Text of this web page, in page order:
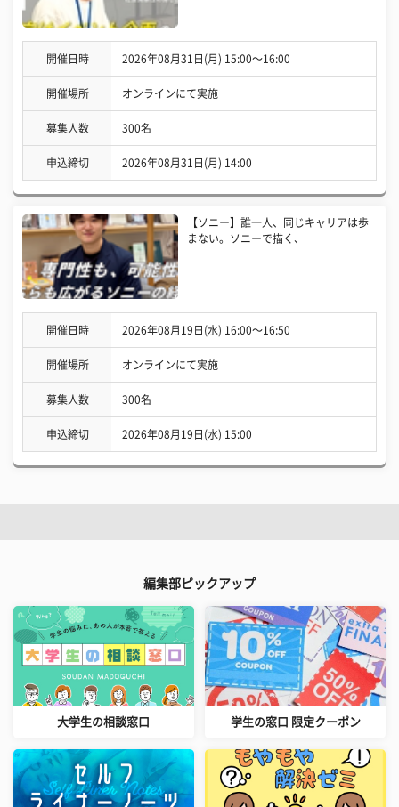
開催日時 2026年08月31日(月) 15:00〜16:00
開催場所 オンラインにて実施
募集人数 300名
申込締切 2026年08月31日(月) 14:00
【ソニー】誰一人、同じキャリアは歩
まない。ソニーで描く、
開催日時 2026年08月19日(水) 16:00〜16:50
開催場所 オンラインにて実施
募集人数 300名
申込締切 2026年08月19日(水) 15:00
編集部ピックアップ
大学生の相談窓口 学生の窓口 限定クーポン